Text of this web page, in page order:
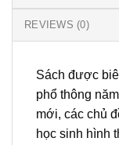
REVIEWS (0)
Sách được
phổ thông
mới, các chủ
học sinh hình